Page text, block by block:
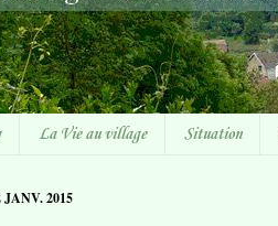
La Vie au village Situation
JANV. 2015